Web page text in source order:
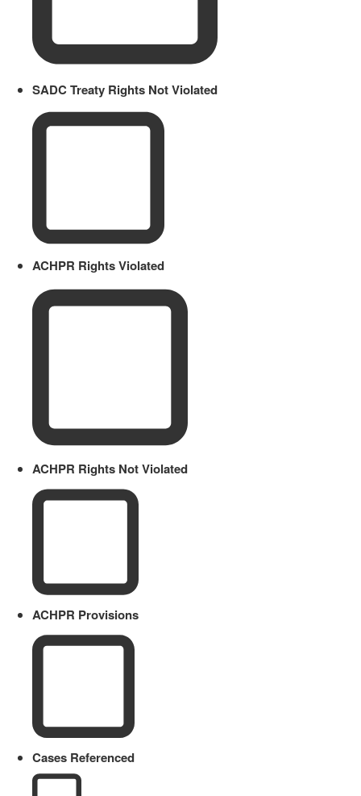
SADC Treaty Rights Not Violated
ACHPR Rights Violated
ACHPR Rights Not Violated
ACHPR Provisions
Cases Referenced